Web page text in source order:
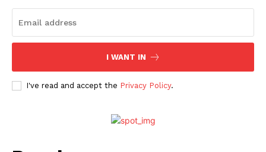
I WANT IN
I've read and accept the Privacy Policy.